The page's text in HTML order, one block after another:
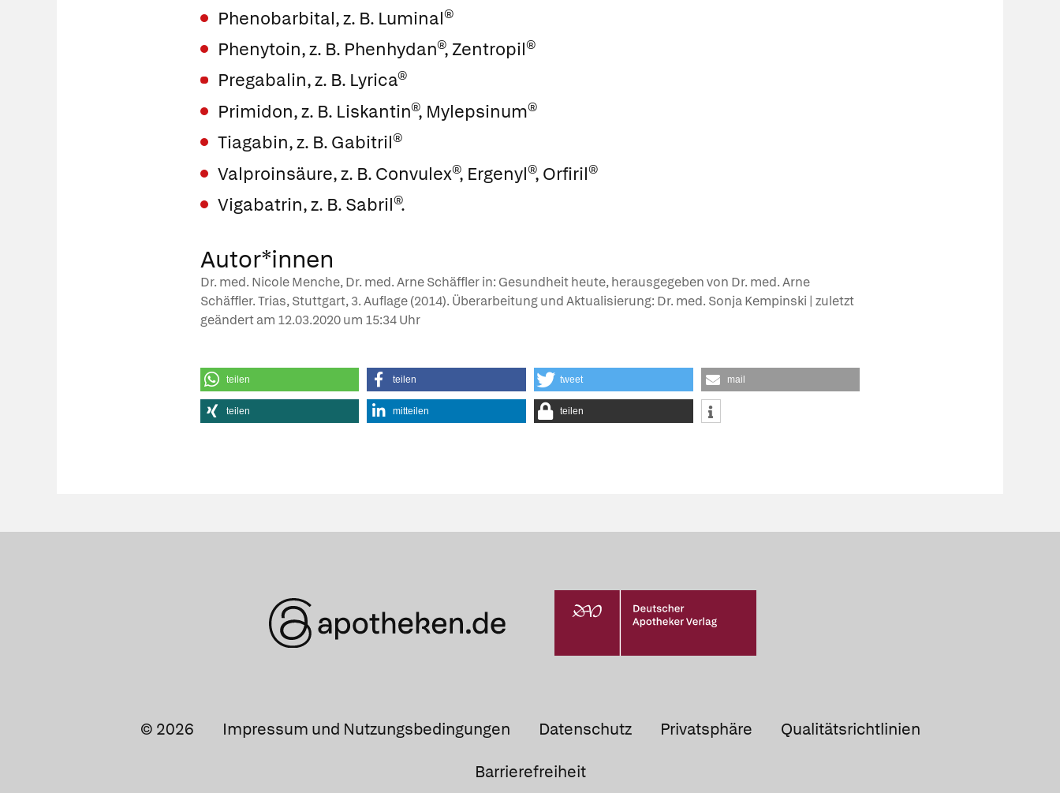
Phenobarbital, z. B. Luminal®
Phenytoin, z. B. Phenhydan®, Zentropil®
Pregabalin, z. B. Lyrica®
Primidon, z. B. Liskantin®, Mylepsinum®
Tiagabin, z. B. Gabitril®
Valproinsäure, z. B. Convulex®, Ergenyl®, Orfiril®
Vigabatrin, z. B. Sabril®.
Autor*innen
Dr. med. Nicole Menche, Dr. med. Arne Schäffler in: Gesundheit heute, herausgegeben von Dr. med. Arne
Schäffler. Trias, Stuttgart, 3. Auflage (2014). Überarbeitung und Aktualisierung: Dr. med. Sonja Kempinski | zuletzt
geändert am 12.03.2020um 15:34 Uhr
teilen teilen tweet mail
teilen mitteilen teilen
© 2026 Impressum und Nutzungsbedingungen Datenschutz Privatsphäre Qualitätsrichtlinien
Barrierefreiheit